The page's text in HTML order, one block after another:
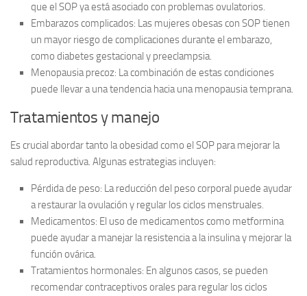
que el SOP ya está asociado con problemas ovulatorios.
Embarazos complicados: Las mujeres obesas con SOP tienen
un mayor riesgo de complicaciones durante el embarazo,
como diabetes gestacional y preeclampsia.
Menopausia precoz: La combinación de estas condiciones
puede llevar a una tendencia hacia una menopausia temprana.
Tratamientos y manejo
Es crucial abordar tanto la obesidad como el SOP para mejorar la
salud reproductiva. Algunas estrategias incluyen:
Pérdida de peso: La reducción del peso corporal puede ayudar
a restaurar la ovulación y regular los ciclos menstruales.
Medicamentos: El uso de medicamentos como metformina
puede ayudar a manejar la resistencia a la insulina y mejorar la
función ovárica.
Tratamientos hormonales: En algunos casos, se pueden
recomendar contraceptivos orales para regular los ciclos